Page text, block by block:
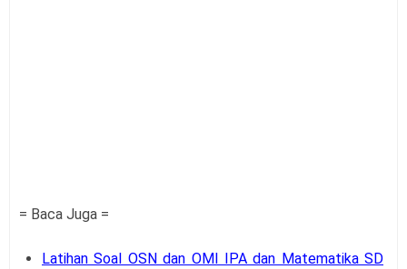
= Baca Juga =
Latihan Soal OSN dan OMI IPA dan Matematika SD